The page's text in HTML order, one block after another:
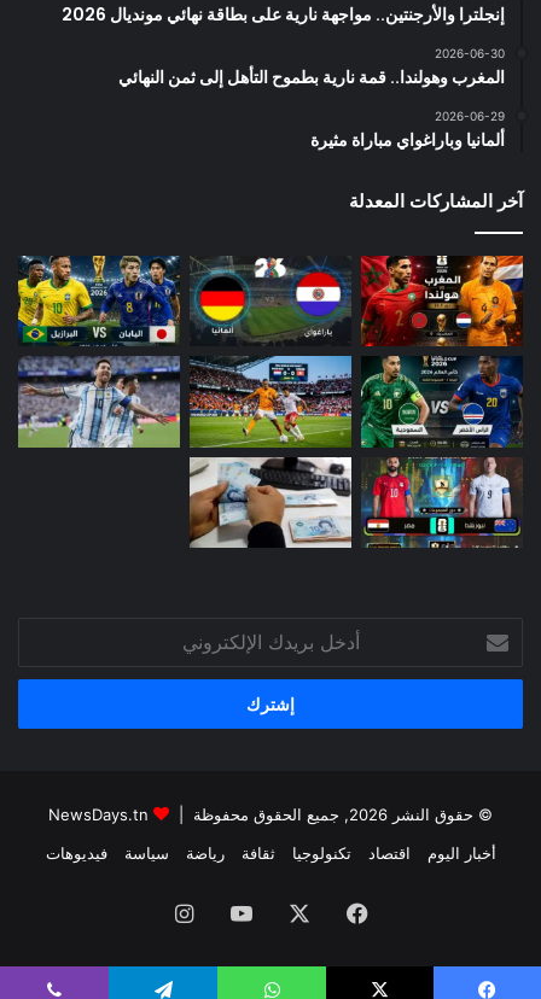
إنجلترا والأرجنتين.. مواجهة نارية على بطاقة نهائي مونديال 2026
2026-06-30
المغرب وهولندا.. قمة نارية بطموح التأهل إلى ثمن النهائي
2026-06-29
ألمانيا وباراغواي مباراة مثيرة
آخر المشاركات المعدلة
بريدك
الإلكتروني
© حقوق النشر 2026, جميع الحقوق محفوظة |
أخبار اليوم
اقتصاد تكنولوجيا ثقافة رياضة سياسة فيديوهات
فيسبوك ‫YouTubeانستقرام